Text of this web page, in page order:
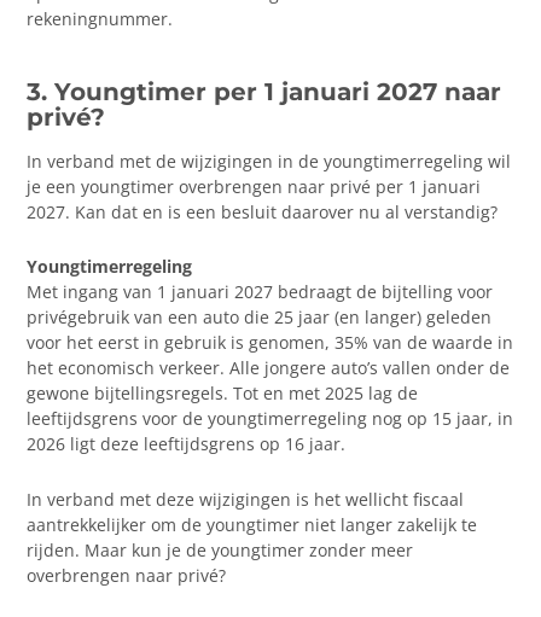
rekeningnummer.
3. Youngtimer per 1 januari 2027 naar
privé?
In verband met de wijzigingen in de youngtimerregeling wil
je een youngtimer overbrengen naar privé per 1 januari
2027. Kan dat en is een besluit daarover nu al verstandig?
Youngtimerregeling
Met ingang van 1 januari 2027 bedraagt de bijtelling voor
privégebruik van een auto die 25 jaar (en langer) geleden
voor het eerst in gebruik is genomen, 35% van de waarde in
het economisch verkeer. Alle jongere auto’s vallen onder de
gewone bijtellingsregels. Tot en met 2025 lag de
leeftijdsgrens voor de youngtimerregeling nog op 15 jaar, in
2026 ligt deze leeftijdsgrens op 16 jaar.
In verband met deze wijzigingen is het wellicht fiscaal
aantrekkelijker om de youngtimer niet langer zakelijk te
rijden. Maar kun je de youngtimer zonder meer
overbrengen naar privé?